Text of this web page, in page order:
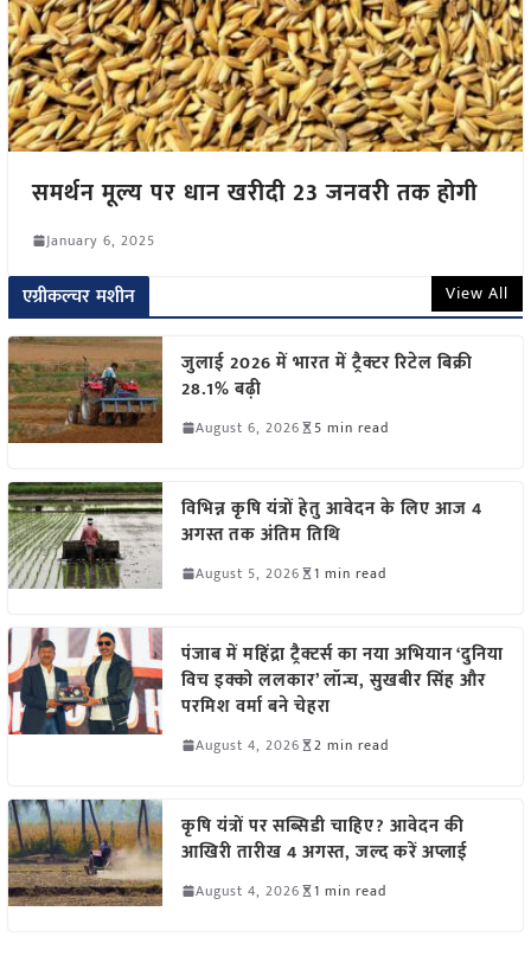
समर्थन मूल्य पर धान खरीदी 23 जनवरी तक होगी
January 6, 2025
एग्रीकल्चर मशीन View All
जुलाई 2026 में भारत में ट्रैक्टर रिटेल बिक्री
28.1% बढ़ी
August 6, 2026 5 min read
विभिन्न कृषि यंत्रों हेतु आवेदन के लिए आज 4
अगस्त तक अंतिम तिथि
August 5, 2026 1 min read
पंजाब में महिंद्रा ट्रैक्टर्स का नया अभियान ‘दुनिया
विच इक्को ललकार’ लॉन्च, सुखबीर सिंह और
परमिश वर्मा बने चेहरा
August 4, 2026 2 min read
कृषि यंत्रों पर सब्सिडी चाहिए? आवेदन की
आखिरी तारीख 4 अगस्त, जल्द करें अप्लाई
August 4, 2026 1 min read